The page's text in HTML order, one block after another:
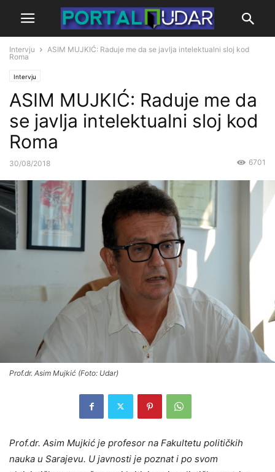
Intervju
ASIM MUJKIĆ: Raduje me da se javlja intelektualni sloj kod
Roma
Intervju
ASIM MUJKIĆ: Raduje me da
se javlja intelektualni sloj kod
Roma
30/08/2018 6701
Prof.dr. Asim Mujkić (Foto: Udar)
Prof.dr. Asim Mujkić je profesor na Fakultetu političkih
nauka u Sarajevu. U javnosti je poznat i po svom